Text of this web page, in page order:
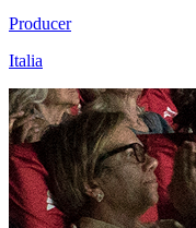
Producer
Italia